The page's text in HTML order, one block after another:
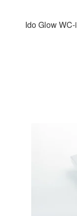
Ido Glow